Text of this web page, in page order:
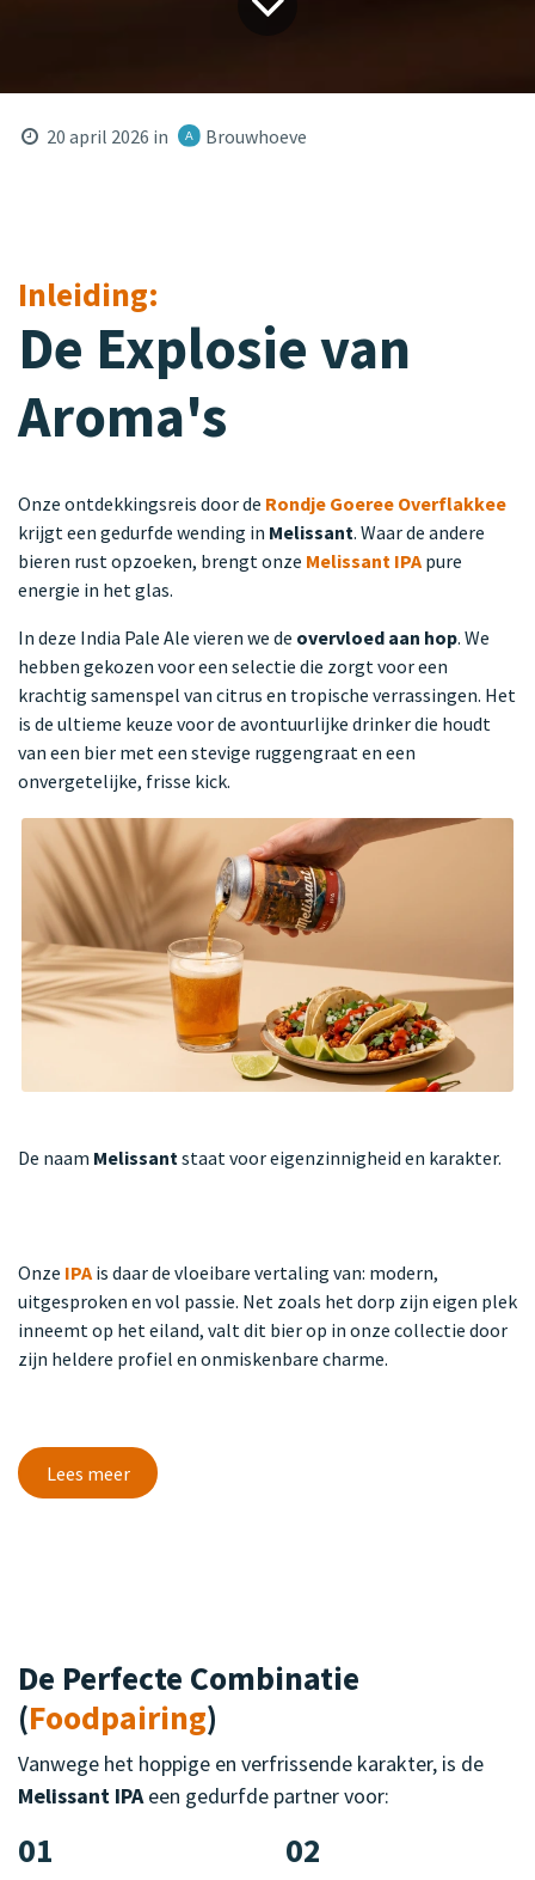
20 april 2026 in Brouwhoeve
Inleiding:
De Explosie van
Aroma's
Onze ontdekkingsreis door de Rondje Goeree Overflakkee
krijgt een gedurfde wending in Melissant. Waar de andere
bieren rust opzoeken, brengt onze Melissant IPA pure
energie in het glas.
In deze India Pale Ale vieren we de overvloed aan hop. We
hebben gekozen voor een selectie die zorgt voor een
krachtig samenspel van citrus en tropische verrassingen. Het
is de ultieme keuze voor de avontuurlijke drinker die houdt
van een bier met een stevige ruggengraat en een
onvergetelijke, frisse kick.
De naam Melissantstaat voor eigenzinnigheid en karakter.
Onze IPAis daar de vloeibare vertaling van: modern,
uitgesproken en vol passie. Net zoals het dorp zijn eigen plek
inneemt op het eiland, valt dit bier op in onze collectie door
zijn heldere profiel en onmiskenbare charme.
Lees meer
De Perfecte Combinatie
(Foodpairing)
Vanwege het hoppige en verfrissende karakter, is de
Melissant IPAeen gedurfde partner voor:
01 02